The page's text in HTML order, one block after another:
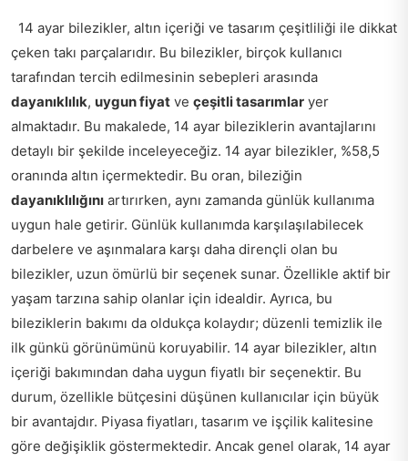
14 ayar bilezikler, altın içeriği ve tasarım çeşitliliği ile dikkat
çeken takı parçalarıdır. Bu bilezikler, birçok kullanıcı
tarafından tercih edilmesinin sebepleri arasında
dayanıklılık, uygun fiyat ve çeşitli tasarımlar yer
almaktadır. Bu makalede, 14 ayar bileziklerin avantajlarını
detaylı bir şekilde inceleyeceğiz. 14 ayar bilezikler, %58,5
oranında altın içermektedir. Bu oran, bileziğin
dayanıklılığını artırırken, aynı zamanda günlük kullanıma
uygun hale getirir. Günlük kullanımda karşılaşılabilecek
darbelere ve aşınmalara karşı daha dirençli olan bu
bilezikler, uzun ömürlü bir seçenek sunar. Özellikle aktif bir
yaşam tarzına sahip olanlar için idealdir. Ayrıca, bu
bileziklerin bakımı da oldukça kolaydır; düzenli temizlik ile
ilk günkü görünümünü koruyabilir. 14 ayar bilezikler, altın
içeriği bakımından daha uygun fiyatlı bir seçenektir. Bu
durum, özellikle bütçesini düşünen kullanıcılar için büyük
bir avantajdır. Piyasa fiyatları, tasarım ve işçilik kalitesine
göre değişiklik göstermektedir. Ancak genel olarak, 14 ayar